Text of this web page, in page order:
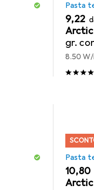
Pasta
EUR
9,22
Arctic
gr.
8.50
Pasta
EUR
10,80
Arctic